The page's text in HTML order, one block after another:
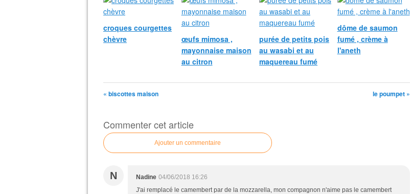
croques courgettes
chèvre
œufs mimosa ,
mayonnaise maison
au citron
purée de petits pois
au wasabi et au
maquereau fumé
dôme de saumon
fumé , crème à
l'aneth
« biscottes maison le poumpet »
Commenter cet article
Ajouter un commentaire
N Nadine 04/06/2018 16:26
J'ai remplacé le camembert par de la mozzarella, mon compagnon n'aime pas le camembert